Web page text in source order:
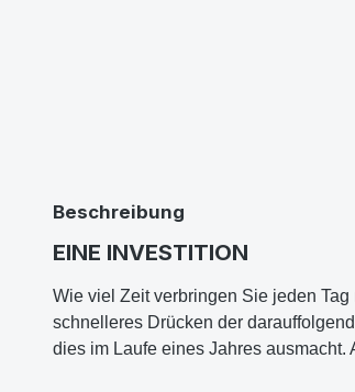
Beschreibung
EINE INVESTITION
Wie viel Zeit verbringen Sie jeden
schnelleres Drücken der
dies im Laufe eines Jahres